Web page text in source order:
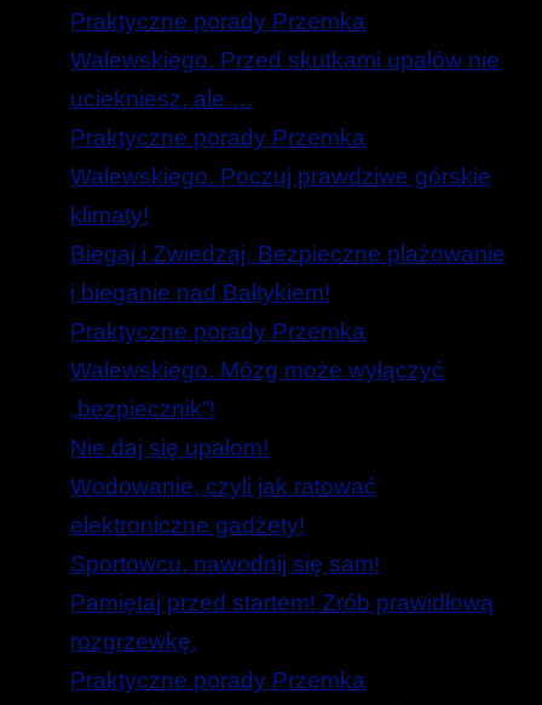
Praktyczne porady Przemka
Walewskiego. Przed skutkami upałów nie
uciekniesz, ale …
Praktyczne porady Przemka
Walewskiego. Poczuj prawdziwe górskie
klimaty!
Biegaj i Zwiedzaj. Bezpieczne plażowanie
i bieganie nad Bałtykiem!
Praktyczne porady Przemka
Walewskiego. Mózg może wyłączyć
„bezpiecznik”!
Nie daj się upałom!
Wodowanie, czyli jak ratować
elektroniczne gadżety!
Sportowcu, nawodnij się sam!
Pamiętaj przed startem! Zrób prawidłową
rozgrzewkę.
Praktyczne porady Przemka